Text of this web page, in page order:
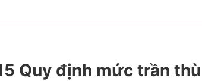
Quy định mức trần